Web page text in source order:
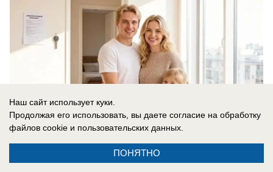
Наш сайт использует куки.
Продолжая его использовать, вы даете согласие на обработку
файлов cookie и пользовательских данных.
ПОНЯТНО